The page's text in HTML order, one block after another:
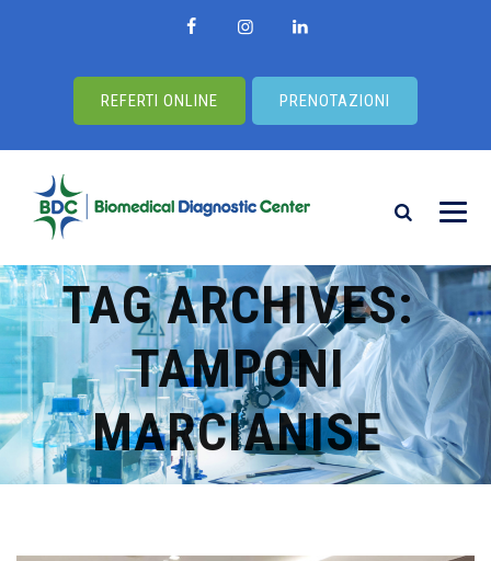
REFERTI ONLINE PRENOTAZIONI
TAG ARCHIVES:
TAMPONI
MARCIANISE